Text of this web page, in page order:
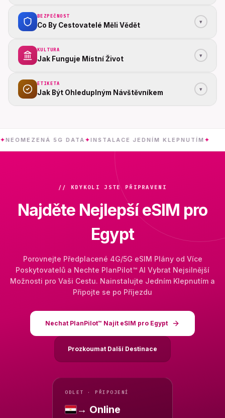
BEZPEČNOST
Co By Cestovatelé Měli Vědět ▾
KULTURA
Jak Funguje Místní Život ▾
ETIKETA
Jak Být Ohleduplným Návštěvníkem ▾
5G DATA✦INSTALACE JEDNÍM KLEPNUTÍM✦
// KDYKOLI JSTE PŘIPRAVENI
Najděte Nejlepší eSIM pro
Egypt
Porovnejte Předplacené 4G/5G eSIM Plány od Více
Poskytovatelů a Nechte PlanPilot™ AI Vybrat Nejsilnější
Možnosti pro Vaši Cestu. Nainstalujte Jedním Klepnutím a
Připojte se po Příjezdu
Nechat PlanPilot™ Najít eSIM pro Egypt
Prozkoumat Další Destinace
ODLET · PŘIPOJENÍ
→ Online